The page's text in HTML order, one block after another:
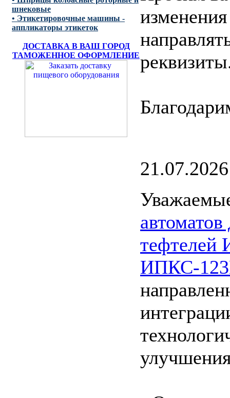
шнековые
• Этикетировочные машины -
аппликаторы этикеток
ДОСТАВКА В ВАШ ГОРОД
ТАМОЖЕННОЕ ОФОРМЛЕНИЕ
21.07.2026
автоматов
ИПКС-